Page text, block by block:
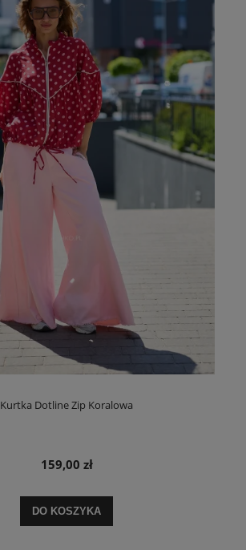
Kurtka Dotline Zip Koralowa
159,00 zł
DO KOSZYKA